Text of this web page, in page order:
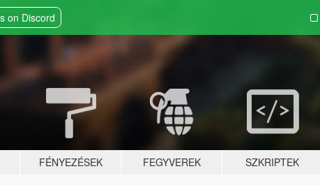
on Discord
FÉNYEZÉSEK FEGYVEREK SZKRIPTEK